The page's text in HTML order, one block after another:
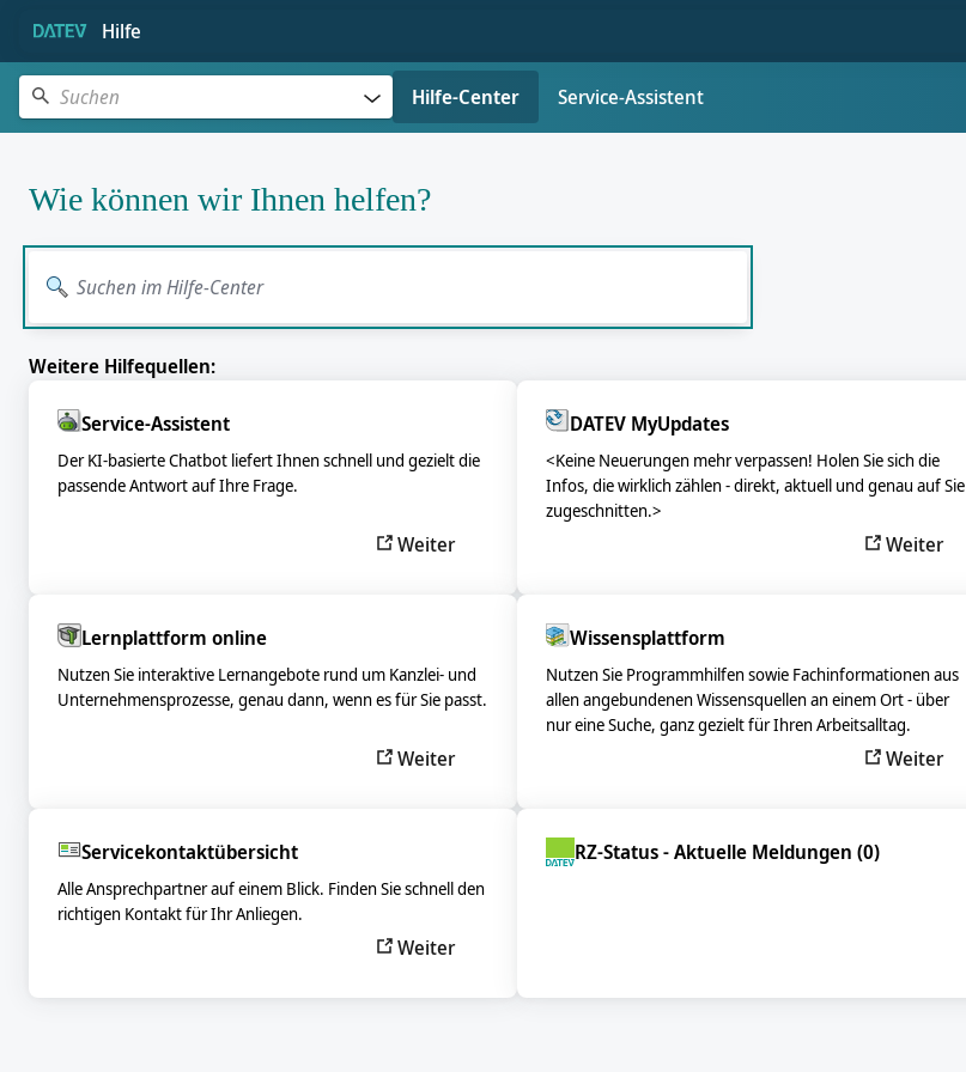
Hilfe
Suchen Hilfe-Center Service-Assistent
Wie können wir Ihnen helfen?
Weitere Hilfequellen:
Service-Assistent
Der KI-basierte Chatbot liefert Ihnen schnell und gezielt die
passende Antwort auf Ihre Frage.
Weiter
DATEV MyUpdates
<Keine Neuerungen mehr verpassen! Holen Sie sich die
Infos, die wirklich zählen - direkt, aktuell und genau auf Sie
zugeschnitten.>
Weiter
Lernplattform online
Nutzen Sie interaktive Lernangebote rund um Kanzlei- und
Unternehmensprozesse, genau dann, wenn es für Sie passt.
Weiter
Wissensplattform
Nutzen Sie Programmhilfen sowie Fachinformationen aus
allen angebundenen Wissensquellen an einem Ort - über
nur eine Suche, ganz gezielt für Ihren Arbeitsalltag.
Weiter
Servicekontaktübersicht
Alle Ansprechpartner auf einem Blick. Finden Sie schnell den
richtigen Kontakt für Ihr Anliegen.
Weiter
RZ-Status - Aktuelle Meldungen (0)